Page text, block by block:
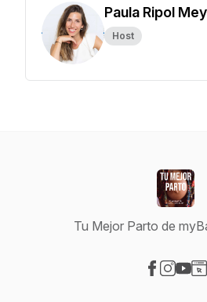
Paula Ripol
Host
Tu Mejor Parto de